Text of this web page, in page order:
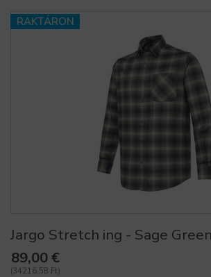
RAKTÁRON
Jargo Stretch ing - Sage
89,00 €
(34216,58 Ft)